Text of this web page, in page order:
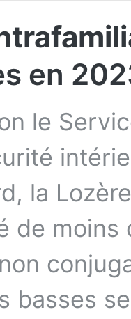
en
le
la
de
basses